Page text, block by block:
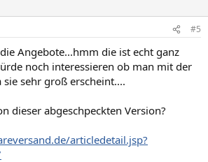
#5
Angebote...hmm die ist echt ganz
noch interessieren ob man mit der
sehr groß erscheint....
dieser abgeschpeckten Version?
articledetail.jsp?